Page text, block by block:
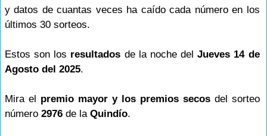
y datos de cuantas veces ha caído cada número en los
últimos 30 sorteos.
Estos son los resultados de la noche delJueves 14 de
Agosto del 2025.
Mira el premio mayor y los premios secosdel sorteo
número 2976 de la Quindío.